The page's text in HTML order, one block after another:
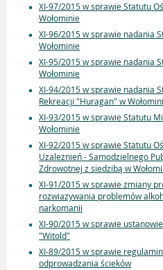
XI-97/2015 w sprawie Statutu
Wołominie
XI-96/2015 w sprawie nadania
Wołominie
XI-95/2015 w sprawie nadania
Wołominie
XI-94/2015 w sprawie nadania
Rekreacji "Huragan" w
XI-93/2015 w sprawie Statutu
Wołominie
XI-92/2015 w sprawie Statutu
Uzależnień - Samodzielnego
Zdrowotnej z siedzibą w
XI-91/2015 w sprawie zmiany
rozwiazywania problemów
narkomanii
XI-90/2015 w sprawie
"Witold"
XI-89/2015 w sprawie
odprowadzania ścieków